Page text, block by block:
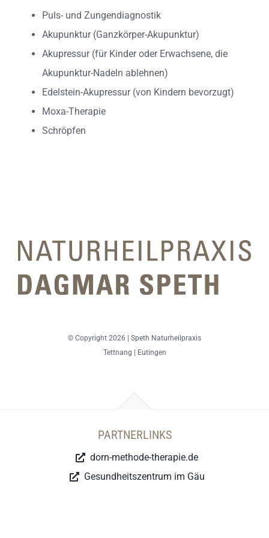
Puls- und Zungendiagnostik
Akupunktur (Ganzkörper-Akupunktur)
Akupressur (für Kinder oder Erwachsene, die
Akupunktur-Nadeln ablehnen)
Edelstein-Akupressur (von Kindern bevorzugt)
Moxa-Therapie
Schröpfen
© Copyright 2026 | Speth Naturheilpraxis
Tettnang | Eutingen
PARTNERLINKS
dorn-methode-therapie.de
Gesundheitszentrum im Gäu